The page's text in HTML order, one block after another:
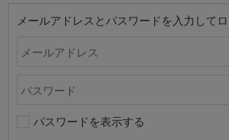
メールアドレスとパスワードを入力して
パスワードを表示する